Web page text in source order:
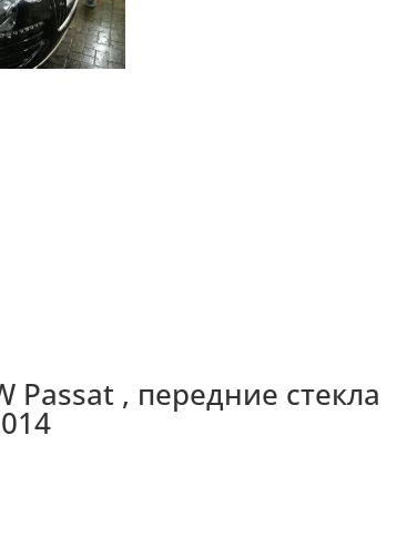
, передние стекла